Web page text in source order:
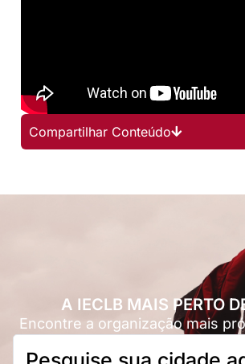
Compartilhar Conteúdo
A IECLB MAIS PERTO
Encontre a organização mais